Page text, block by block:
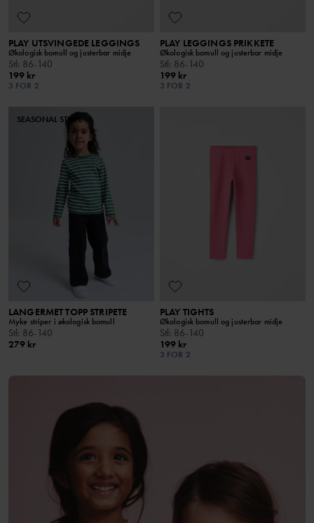
PLAY UTSVINGEDE LEGGINGS
Økologisk bomull og justerbar midje
Stl: 86-140
199 kr
3 FOR 2
PLAY LEGGINGS PRIKKETE
Økologisk bomull og justerbar midje
Stl: 86-140
199 kr
3 FOR 2
SEASONAL STRIPE
LANGERMET TOPP STRIPETE
Myke striper i økologisk bomull
Stl: 86-140
279 kr
PLAY TIGHTS
Økologisk bomull og justerbar midje
Stl: 86-140
199 kr
3 FOR 2